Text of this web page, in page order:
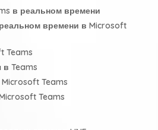
в реальном времени
времени в Microsoft
Teams
в Teams
Teams
Teams